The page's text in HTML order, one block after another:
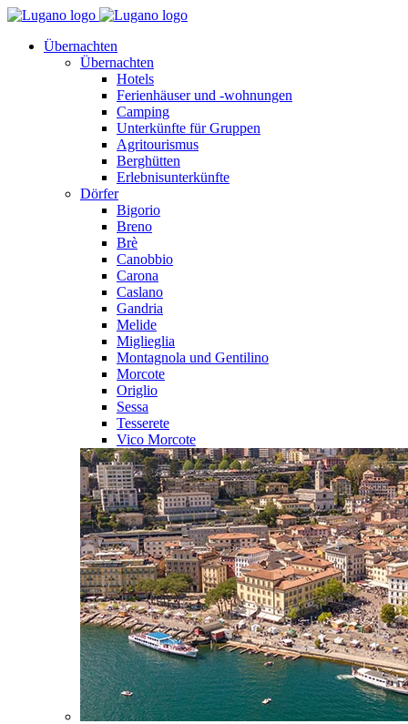
Übernachten
Übernachten
Hotels
Ferienhäuser und -wohnungen
Camping
Unterkünfte für Gruppen
Agritourismus
Berghütten
Erlebnisunterkünfte
Dörfer
Bigorio
Breno
Brè
Canobbio
Carona
Caslano
Gandria
Melide
Miglieglia
Montagnola und Gentilino
Morcote
Origlio
Sessa
Tesserete
Vico Morcote